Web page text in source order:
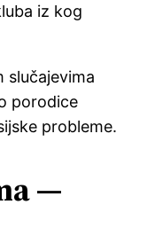
iz kog
slučajevima
porodice
probleme.
—